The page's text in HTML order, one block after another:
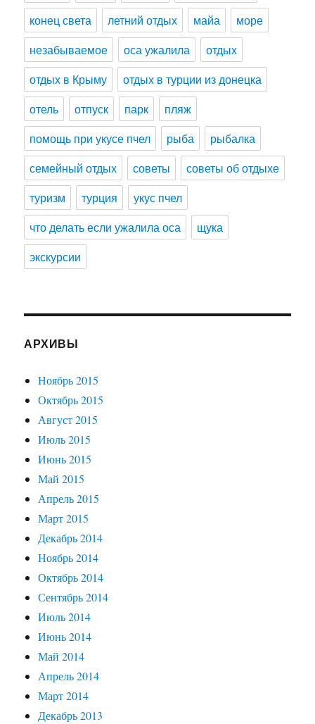
конец света
летний отдых майа
море
незабываемое
оса ужалила
отдых
отдых в Крыму
отдых в турции из донецка
отель
отпуск парк
пляж
помощь при укусе пчел
рыба
рыбалка
семейный отдых
советы
советы об отдыхе
туризм
турция
укус пчел
что делать если ужалила оса
щука
экскурсии
АРХИВЫ
Ноябрь 2015
Октябрь 2015
Август 2015
Июль 2015
Июнь 2015
Май 2015
Апрель 2015
Март 2015
Декабрь 2014
Ноябрь 2014
Октябрь 2014
Сентябрь 2014
Июль 2014
Июнь 2014
Май 2014
Апрель 2014
Март 2014
Декабрь 2013